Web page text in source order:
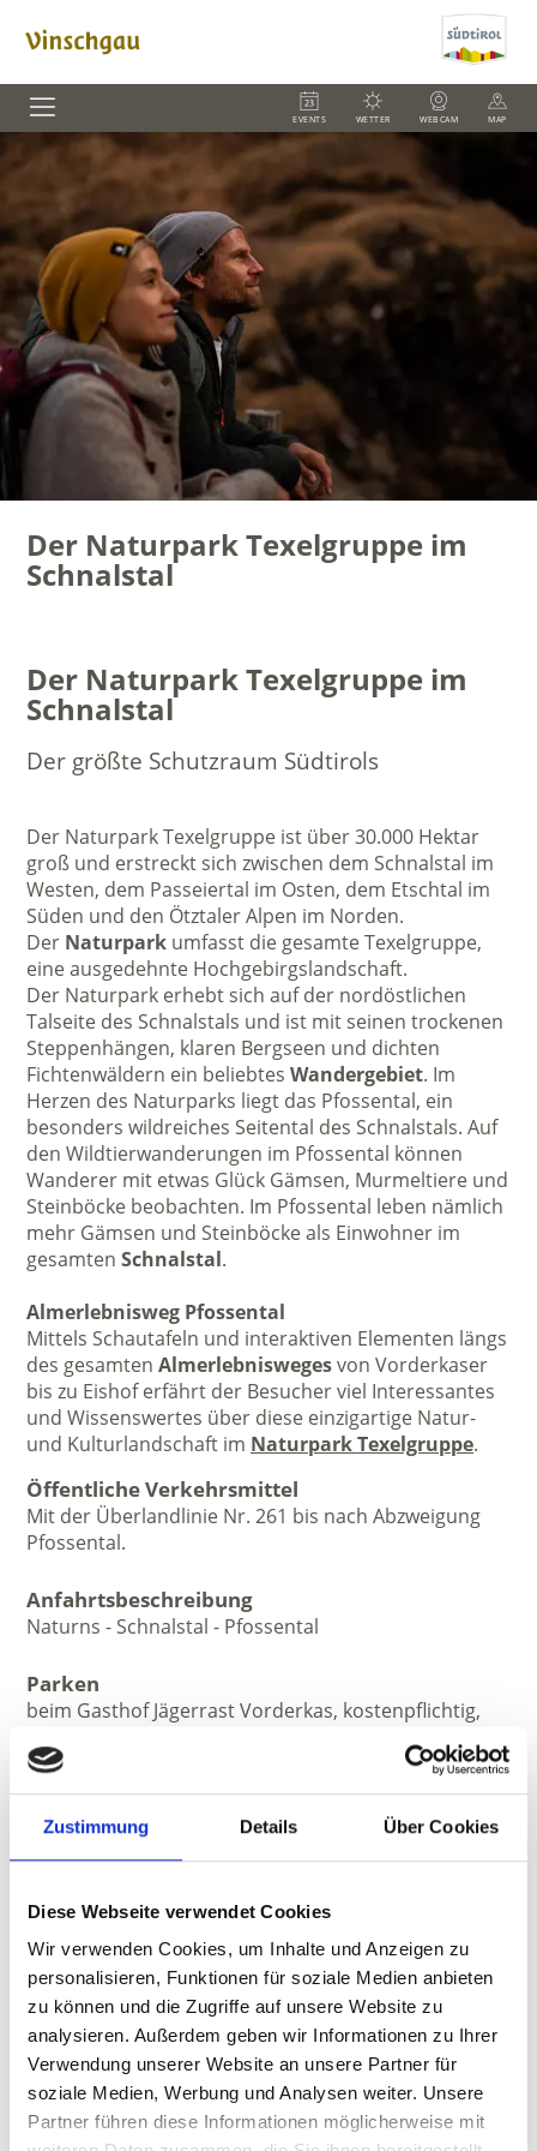
Zustimmung Details Über Cookies
Diese Webseite verwendet Cookies
Wir verwenden Cookies, um Inhalte und Anzeigen zu
personalisieren, Funktionen für soziale Medien anbieten
zu können und die Zugriffe auf unsere Website zu
analysieren. Außerdem geben wir Informationen zu Ihrer
Verwendung unserer Website an unsere Partner für
soziale Medien, Werbung und Analysen weiter. Unsere
Partner führen diese Informationen möglicherweise mit
EVENTS WETTER WEBCAM MAP
Der Naturpark Texelgruppe im
Schnalstal
Der Naturpark Texelgruppe im
Schnalstal
Der größte Schutzraum Südtirols
Der Naturpark Texelgruppe ist über 30.000 Hektar
groß und erstreckt sich zwischen dem Schnalstal im
Westen, dem Passeiertal im Osten, dem Etschtal im
Süden und den Ötztaler Alpen im Norden.
Der Naturpark umfasst die gesamte Texelgruppe,
eine ausgedehnte Hochgebirgslandschaft.
Der Naturpark erhebt sich auf der nordöstlichen
Talseite des Schnalstals und ist mit seinen trockenen
Steppenhängen, klaren Bergseen und dichten
Fichtenwäldern ein beliebtesWandergebiet. Im
Herzen des Naturparks liegt das Pfossental, ein
besonders wildreiches Seitental des Schnalstals. Auf
den Wildtierwanderungen im Pfossental können
Wanderer mit etwas Glück Gämsen, Murmeltiere und
Steinböcke beobachten. Im Pfossental leben nämlich
mehr Gämsen und Steinböcke als Einwohner im
gesamtenSchnalstal.
Almerlebnisweg Pfossental
Mittels Schautafeln und interaktiven Elementen längs
des gesamtenAlmerlebniswegesvon Vorderkaser
bis zu Eishof erfährt der Besucher viel Interessantes
und Wissenswertes über diese einzigartige Natur-
und Kulturlandschaft im Naturpark Texelgruppe.
Öffentliche Verkehrsmittel
Mit der Überlandlinie Nr. 261 bis nach Abzweigung
Pfossental.
Anfahrtsbeschreibung
Naturns - Schnalstal - Pfossental
Parken
beim Gasthof Jägerrast Vorderkas, kostenpflichtig,
Juni - Oktober
Empfohlene Jahreszeit